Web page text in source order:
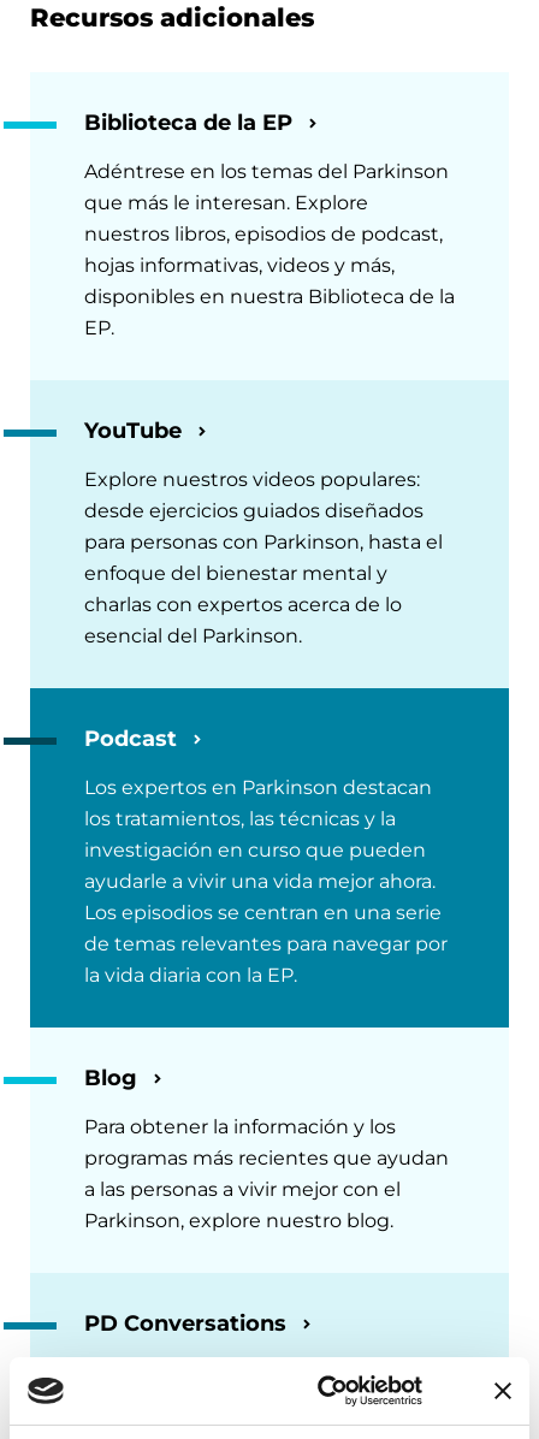
Recursos adicionales
Biblioteca de la EP
Adéntrese en los temas del Parkinson
que más le interesan. Explore
nuestros libros, episodios de podcast,
hojas informativas, videos y más,
disponibles en nuestra Biblioteca de la
EP.
YouTube
Explore nuestros videos populares:
desde ejercicios guiados diseñados
para personas con Parkinson, hasta el
enfoque del bienestar mental y
charlas con expertos acerca de lo
esencial del Parkinson.
Podcast
Los expertos en Parkinson destacan
los tratamientos, las técnicas y la
investigación en curso que pueden
ayudarle a vivir una vida mejor ahora.
Los episodios se centran en una serie
de temas relevantes para navegar por
la vida diaria con la EP.
Blog
Para obtener la información y los
programas más recientes que ayudan
a las personas a vivir mejor con el
Parkinson, explore nuestro blog.
PD Conversations
Únase a nuestra comunidad en línea
para obtener respuestas a sus